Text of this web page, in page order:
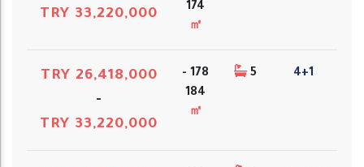
174
㎡
TRY 33,220,000
4+1
5
178 -
184
㎡
TRY 26,418,000
-
TRY 33,220,000